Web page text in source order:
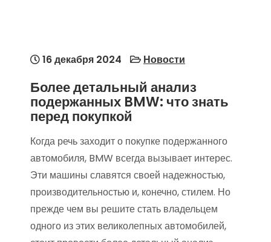
16 декабря 2024 Новости
Более детальный анализ
подержанных BMW: что знать
перед покупкой
Когда речь заходит о покупке подержанного
автомобиля, BMW всегда вызывает интерес.
Эти машины славятся своей надежностью,
производительностью и, конечно, стилем. Но
прежде чем вы решите стать владельцем
одного из этих великолепных автомобилей,